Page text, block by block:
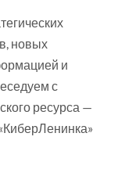
новых
и
с
ресурса —